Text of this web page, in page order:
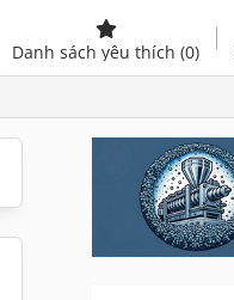
Danh sách yêu thích (0)